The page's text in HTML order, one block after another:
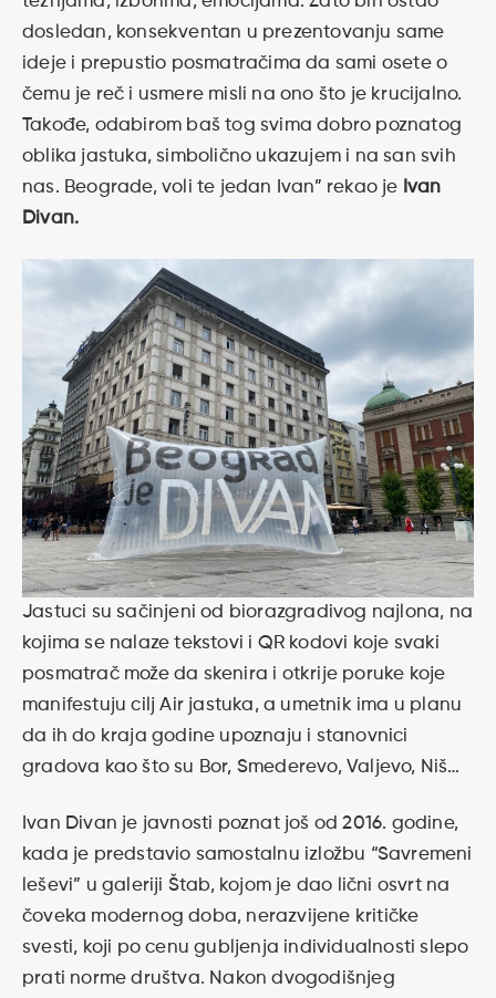
dosledan, konsekventan u prezentovanju same
ideje i prepustio posmatračima da sami osete o
čemu je reč i usmere misli na ono što je krucijalno.
Takođe, odabirom baš tog svima dobro poznatog
oblika jastuka, simbolično ukazujem i na san svih
nas. Beograde, voli te jedan Ivan” rekao je Ivan
Divan.
Jastuci su sačinjeni od biorazgradivog najlona, na
kojima se nalaze tekstovi i QR kodovi koje svaki
posmatrač može da skenira i otkrije poruke koje
manifestuju cilj Air jastuka, a umetnik ima u planu
da ih do kraja godine upoznaju i stanovnici
gradova kao što su Bor, Smederevo, Valjevo, Niš…
Ivan Divan je javnosti poznat još od 2016. godine,
kada je predstavio samostalnu izložbu “Savremeni
leševi” u galeriji Štab, kojom je dao lični osvrt na
čoveka modernog doba, nerazvijene kritičke
svesti, koji po cenu gubljenja individualnosti slepo
prati norme društva. Nakon dvogodišnjeg